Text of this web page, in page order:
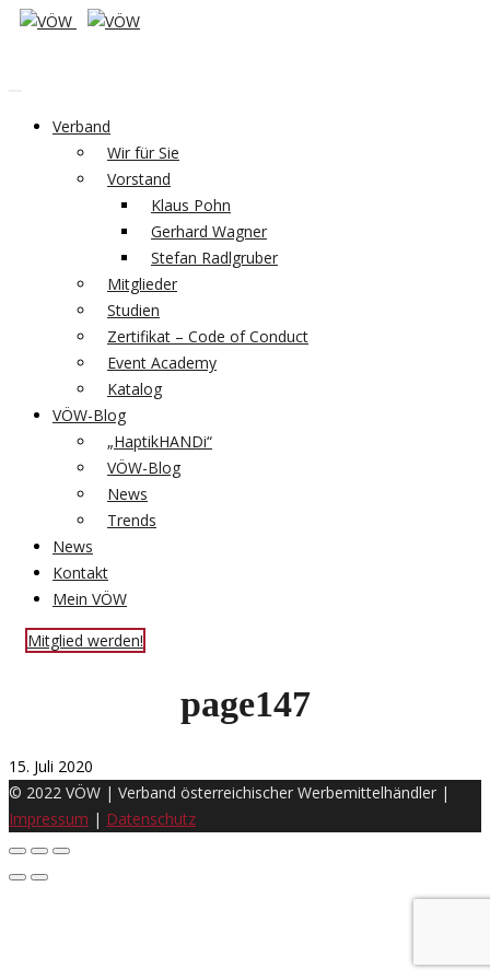
Verband
Wir für Sie
Vorstand
Klaus Pohn
Gerhard Wagner
Stefan Radlgruber
Mitglieder
Studien
Zertifikat – Code of Conduct
Event Academy
Katalog
VÖW-Blog
„HaptikHANDi“
VÖW-Blog
News
Trends
News
Kontakt
Mein VÖW
Mitglied werden!
page147
15. Juli 2020
© 2022 VÖW | Verband österreichischer Werbemittelhändler |
Impressum | Datenschutz